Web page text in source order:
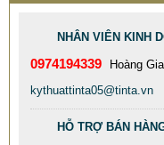
NHÂN VIÊN KINH
0974194339
Hoàng
kythuattinta05@tinta.vn
HỖ TRỢ BÁN